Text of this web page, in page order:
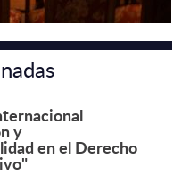
y
en el Derecho